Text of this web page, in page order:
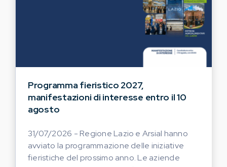
Programma fieristico 2027,
manifestazioni di interesse entro il 10
agosto
31/07/2026 - Regione Lazio e Arsial hanno
avviato la programmazione delle iniziative
fieristiche del prossimo anno. Le aziende